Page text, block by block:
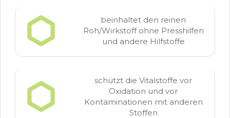
beinhaltet den reinen
Roh/Wirkstoff ohne Presshilfen
und andere Hilfstoffe
schützt die Vitalstoffe vor
Oxidation und vor
Kontaminationen mit anderen
Stoffen